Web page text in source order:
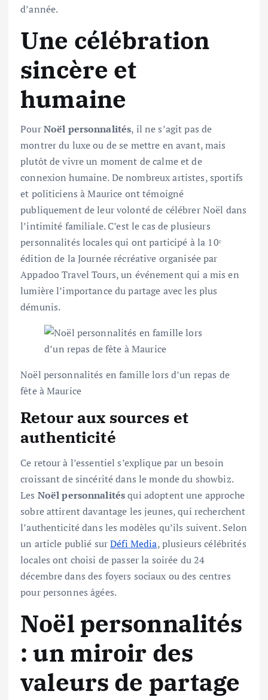
d’année.
Une célébration
sincère et
humaine
PourNoël personnalités, il ne s’agit pas de
montrer du luxe ou de se mettre en avant, mais
plutôt de vivre un moment de calme et de
connexion humaine. De nombreux artistes, sportifs
et politiciens à Maurice ont témoigné
publiquement de leur volonté de célébrer Noël dans
l’intimité familiale. C’est le cas de plusieurs
personnalités locales qui ont participé à la 10ᵉ
édition de la Journée récréative organisée par
Appadoo Travel Tours, un événement qui a mis en
lumière l’importance du partage avec les plus
démunis.
Noël personnalités en famille lors d’un repas de
fête à Maurice
Retour aux sources et
authenticité
Ce retour à l’essentiel s’explique par un besoin
croissant de sincérité dans le monde du showbiz.
Les Noël personnalitésqui adoptent une approche
sobre attirent davantage les jeunes, qui recherchent
l’authenticité dans les modèles qu’ils suivent. Selon
un article publié surDéfi Media, plusieurs célébrités
locales ont choisi de passer la soirée du 24
décembre dans des foyers sociaux ou des centres
pour personnes âgées.
Noël personnalités
: un miroir des
valeurs de partage